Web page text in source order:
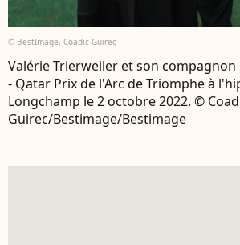
© BestImage, Coadic Guirec
Valérie Trierweiler et son compagnon
- Qatar Prix de l'Arc de Triomphe à
Longchamp le 2 octobre 2022. ©
Guirec/Bestimage/Bestimage